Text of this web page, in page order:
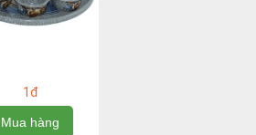
1đ
Mua hàng